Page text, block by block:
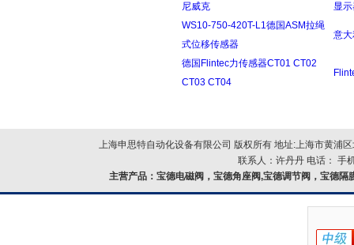
尼威克
显
WS10-750-420T-L1德国ASM拉绳
式位移传感器
意
德国Flintec力传感器CT01 CT02
CT03 CT04
上海申思特自动化设备有限公司 版权所有 地址:上海市黄浦
联系人：许丹丹 电话： 手
主营产品：宝德电磁阀，宝德角座阀,宝德调节阀，宝德